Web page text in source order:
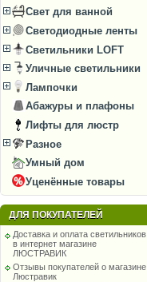
Свет для ванной
Светодиодные ленты
Светильники LOFT
Уличные светильники
Лампочки
Абажуры и плафоны
Лифты для люстр
Разное
Умный дом
Уценённые товары
ДЛЯ ПОКУПАТЕЛЕЙ
Доставка и оплата светильников
в интернет магазине
ЛЮСТРАВИК
Отзывы покупателей о магазине
Люстравик